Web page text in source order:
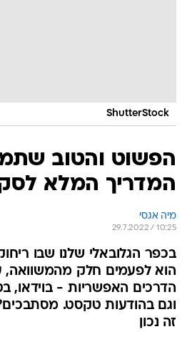
ShutterStock
הפשוט והטוב
המדריך המלא
מיה אגסי
29.7.2022 / 10:25
בכפר הגלובאלי שלנו שבו
הוא לפעמים חלק מהמשוואה,
הדרכים האפשריות - בוידאו,
וגם בהודעות טקסט.
זה נכון